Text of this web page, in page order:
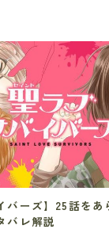
バーズ】25話を
バレ解説